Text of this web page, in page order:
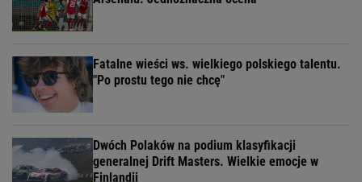
Fatalne wieści ws. wielkiego polskiego talentu.
"Po prostu tego nie chcę"
Dwóch Polaków na podium klasyfikacji
generalnej Drift Masters. Wielkie emocje w
Finlandii